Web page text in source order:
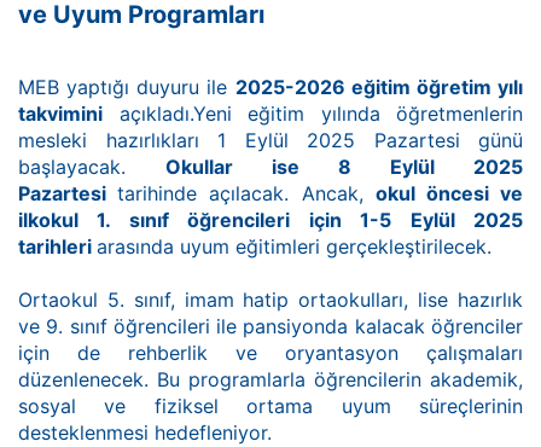
ve Uyum Programları
MEB yaptığı duyuru ile 2025-2026 eğitim öğretim yılı
takvimini açıkladı.Yeni eğitim yılında öğretmenlerin
mesleki hazırlıkları 1 Eylül 2025 Pazartesi günü
başlayacak. Okullar ise 8 Eylül 2025
Pazartesitarihinde açılacak. Ancak, okul öncesi ve
ilkokul 1. sınıf öğrencileri için 1-5 Eylül 2025
tarihleri arasında uyum eğitimleri gerçekleştirilecek.
Ortaokul 5. sınıf, imam hatip ortaokulları, lise hazırlık
ve 9. sınıf öğrencileri ile pansiyonda kalacak öğrenciler
için de rehberlik ve oryantasyon çalışmaları
düzenlenecek. Bu programlarla öğrencilerin akademik,
sosyal ve fiziksel ortama uyum süreçlerinin
desteklenmesi hedefleniyor.